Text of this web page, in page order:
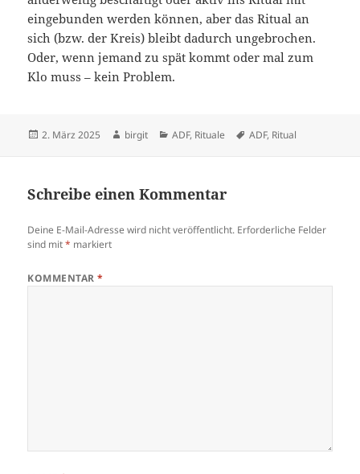
eingebunden werden können, aber das Ritual an
sich (bzw. der Kreis) bleibt dadurch ungebrochen.
Oder, wenn jemand zu spät kommt oder mal zum
Klo muss – kein Problem.
Veröffentlicht
2. März 2025 Autor
birgit Kategorien
ADF, Rituale Schlagwörter
ADF, Ritual
Schreibe einen Kommentar
Deine E-Mail-Adresse wird nicht veröffentlicht. Erforderliche Felder
sind mit* markiert
KOMMENTAR*